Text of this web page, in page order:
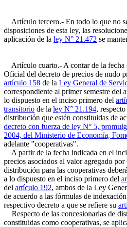
Artículo tercero.- En todo lo que no
disposiciones de esta ley, las
aplicación de la ley N° 21.472 se
Artículo cuarto.- A contar de la fecha
Oficial del decreto de precios de nudo
artículo 158 de la Ley General de
correspondiente al primer semestre del
lo dispuesto en el inciso primero del
transitorio de la ley N° 21.194,
distribución que estén constituidas de
decreto con fuerza de ley N° 5,
2004, del Ministerio de Economía,
adelante "cooperativas".
A partir de la fecha indicada en el
precios asociados al valor agregado por
distribución para las cooperativas
a lo dispuesto en el inciso primero del
del artículo 192, ambos de la Ley
de acuerdo a las fórmulas de
respectivo decreto a que se refiere su
Respecto de las concesionarias de
constituidas como cooperativas, se